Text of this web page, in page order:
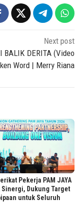
Next post
BALIK DERITA (Video
Word | Merry Riana
Pekerja PAM JAYA
Sinergi, Dukung Target
untuk Seluruh